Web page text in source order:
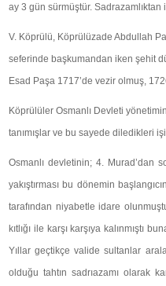
ay 3 gün sürmüştür.
V. Köprülü, Köprülüzade Abdullah
seferinde başkumandan iken şehit
Esad Paşa 1717’de vezir olmuş,
Köprülüler Osmanlı Devleti
tanımışlar ve bu sayede diledikleri
Osmanlı devletinin; 4. Murad’dan
yakıştırması bu dönemin
tarafından niyabetle idare
kıtlığı ile karşı karşıya kalınmıştı
Yıllar geçtikçe valide sultanlar
olduğu tahtın sadrıazamı olarak